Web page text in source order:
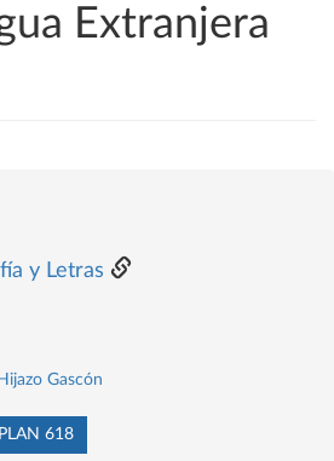
Extranjera
y Letras
Gascón
618